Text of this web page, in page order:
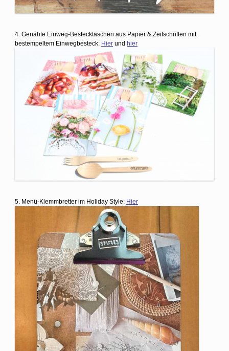
4. Genähte Einweg-Bestecktaschen aus Papier & Zeitschriften mit
bestempeltem Einwegbesteck: Hier und hier
5. Menü-Klemmbretter im Holiday Style: Hier